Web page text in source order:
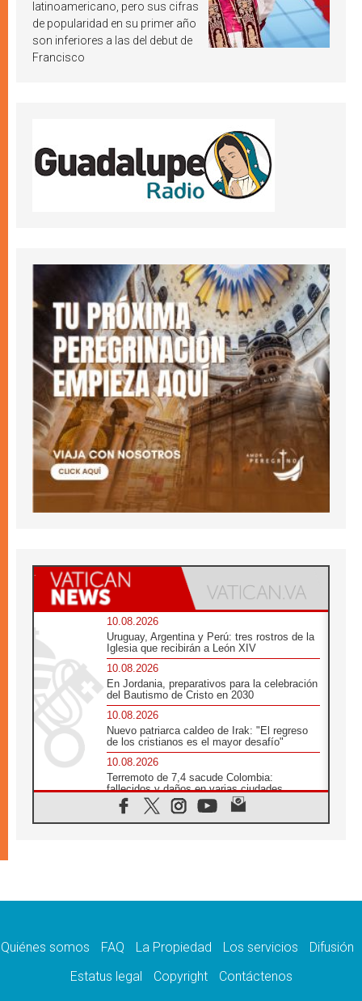
latinoamericano, pero sus cifras
de popularidad en su primer año
son inferiores a las del debut de
Francisco
10.08.2026
Uruguay, Argentina y Perú: tres rostros de la
Iglesia que recibirán a León XIV
10.08.2026
En Jordania, preparativos para la celebración
del Bautismo de Cristo en 2030
10.08.2026
Nuevo patriarca caldeo de Irak: "El regreso
de los cristianos es el mayor desafío"
10.08.2026
Terremoto de 7,4 sacude Colombia:
fallecidos y daños en varias ciudades
10.08.2026
Ébola en RD Congo: Alarma de la UNICEF
10.08.2026
10.08.2026
solos frente a la violencia de los colonos
Quiénes somos FAQ La Propiedad Los servicios
Difusión
Estatus legal
Copyright Contáctenos